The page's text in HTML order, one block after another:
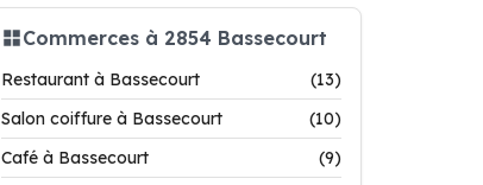
Commerces à 2854 Bassecourt
Restaurant à Bassecourt
(13)
Salon coiffure à Bassecourt
(10)
Café à Bassecourt
(9)